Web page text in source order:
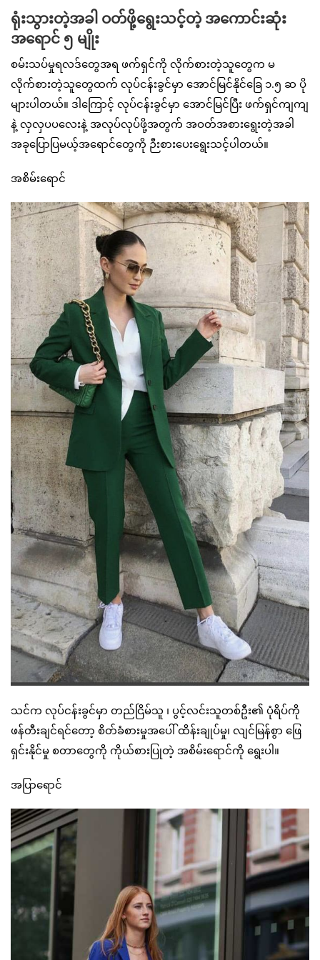
ရုံးသွားတဲ့အခါ ဝတ်ဖို့ရွေးသင့်တဲ့ အကောင်းဆုံး
အရောင် ၅ မျိုး
စမ်းသပ်မှုရလဒ်တွေအရ ဖက်ရှင်ကို လိုက်စားတဲ့သူတွေက မ
လိုက်စားတဲ့သူတွေထက် လုပ်ငန်းခွင်မှာ အောင်မြင်နိုင်ခြေ ၁.၅ ဆ ပို
များပါတယ်။ ဒါကြောင့် လုပ်ငန်းခွင်မှာ အောင်မြင်ပြီး ဖက်ရှင်ကျကျ
နဲ့ လှလှပပလေးနဲ့ အလုပ်လုပ်ဖို့အတွက် အဝတ်အစားရွေးတဲ့အခါ
အခုပြောပြမယ့်အ‌ရောင်တွေကို ဉီးစားပေးရွေးသင့်ပါတယ်။
အစိမ်းရောင်
သင်က လုပ်ငန်းခွင်မှာ တည်ငြိမ်သူ ၊ ပွင့်လင်းသူတစ်ဦး၏ ပုံရိပ်ကို
ဖန်တီးချင်ရင်တော့ စိတ်ခံစားမှုအပေါ် ထိန်းချုပ်မှု၊ လျင်မြန်စွာ ဖြေ
ရှင်းနိုင်မှု စတာတွေကို ကိုယ်စားပြုတဲ့ အစိမ်းရောင်ကို ရွေးပါ။
အပြာရောင်